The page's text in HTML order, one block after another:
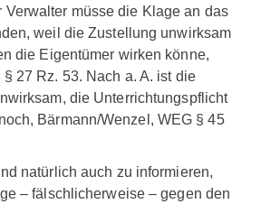
Verwalter müsse die Klage an das
weil die Zustellung unwirksam
die Eigentümer wirken könne,
27 Rz. 53. Nach a. A. ist die
die Unterrichtungspflicht
Bärmann/Wenzel, WEG § 45
natürlich auch zu informieren,
– fälschlicherweise – gegen den